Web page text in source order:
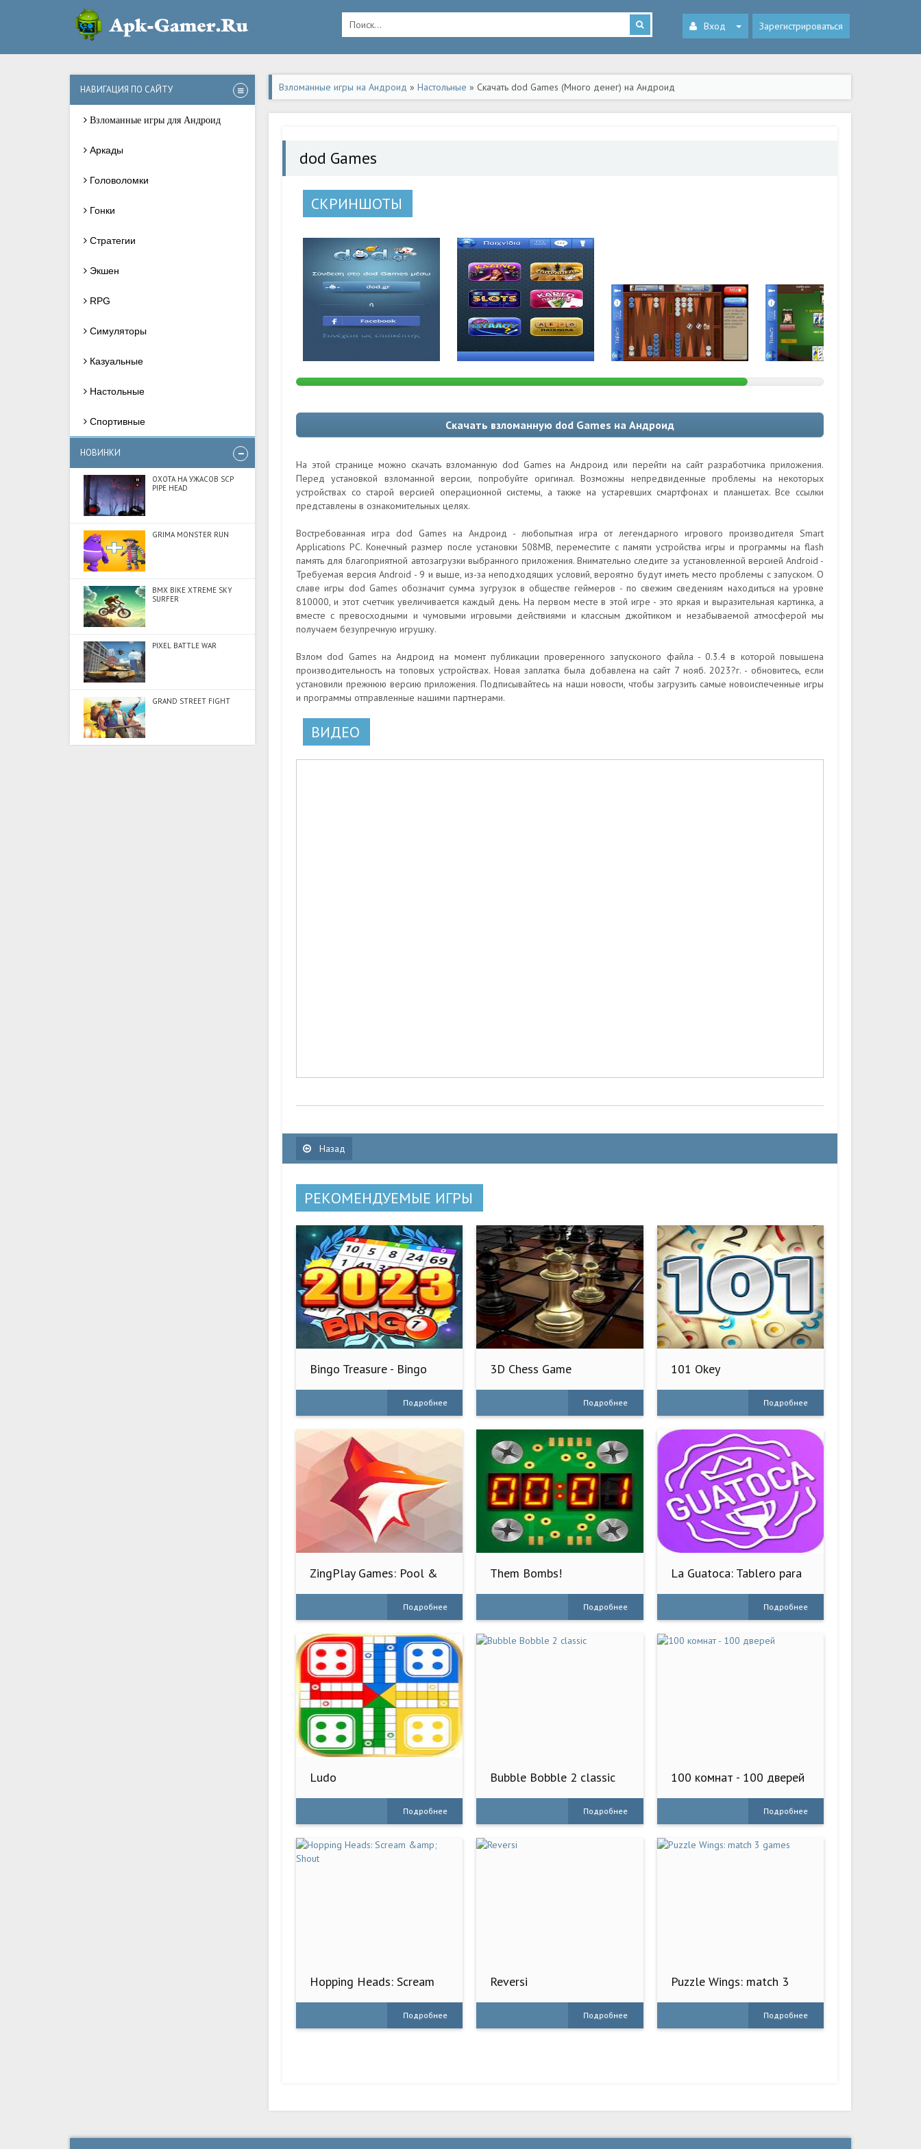
Вход Зарегистрироваться
НАВИГАЦИЯ ПО САЙТУ
Взломанные игры для Андроид
Аркады
Головоломки
Гонки
Стратегии
Экшен
RPG
Симуляторы
Казуальные
Настольные
Спортивные
НОВИНКИ
ОХОТА НА УЖАСОВ SCP
PIPE HEAD
GRIMA MONSTER RUN
BMX BIKE XTREME SKY
SURFER
PIXEL BATTLE WAR
GRAND STREET FIGHT
Взломанные игры на Андроид » Настольные » Скачать dod Games (Много денег) на Андроид
dod Games
СКРИНШОТЫ
Скачать взломанную dod Games на Андроид
На этой странице можно скачать взломанную dod Games на Андроид или перейти на сайт разработчика приложения.
Перед установкой взломанной версии, попробуйте оригинал. Возможны непредвиденные проблемы на некоторых
устройствах со старой версией операционной системы, а также на устаревших смартфонах и планшетах. Все ссылки
представлены в ознакомительных целях.
Востребованная игра dod Games на Андроид - любопытная игра от легендарного игрового производителя Smart
Applications PC. Конечный размер после установки 508MB, переместите с памяти устройства игры и программы на flash
память для благоприятной автозагрузки выбранного приложения. Внимательно следите за установленной версией Android -
Требуемая версия Android - 9 и выше, из-за неподходящих условий, вероятно будут иметь место проблемы с запуском. О
славе игры dod Games обозначит сумма зугрузок в обществе геймеров - по свежим сведениям находиться на уровне
810000, и этот счетчик увеличивается каждый день. На первом месте в этой игре - это яркая и выразительная картинка, а
вместе с превосходными и чумовыми игровыми действиями и классным джойтиком и незабываемой атмосферой мы
получаем безупречную игрушку.
Взлом dod Games на Андроид на момент публикации проверенного запусконого файла - 0.3.4 в которой повышена
производительность на топовых устройствах. Новая заплатка была добавлена на сайт 7 нояб. 2023?г. - обновитесь, если
установили прежнюю версию приложения. Подписывайтесь на наши новости, чтобы загрузить самые новоиспеченные игры
и программы отправленные нашими партнерами.
ВИДЕО
Назад
РЕКОМЕНДУЕМЫЕ ИГРЫ
Bingo Treasure - Bingo
Подробнее
3D Chess Game
Подробнее
101 Okey
Подробнее
ZingPlay Games: Pool &
Подробнее
Them Bombs!
Подробнее
La Guatoca: Tablero para
Подробнее
Ludo
Подробнее
Bubble Bobble 2 classic
Подробнее
100 комнат - 100 дверей
Подробнее
Hopping Heads: Scream
Подробнее
Reversi
Подробнее
Puzzle Wings: match 3
Подробнее